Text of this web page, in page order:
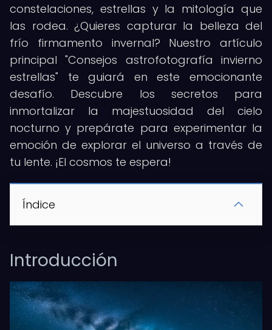
constelaciones, estrellas y la mitología que
las rodea. ¿Quieres capturar la belleza del
frío firmamento invernal? Nuestro artículo
principal "Consejos astrofotografía invierno
estrellas" te guiará en este emocionante
desafío. Descubre los secretos para
inmortalizar la majestuosidad del cielo
nocturno y prepárate para experimentar la
emoción de explorar el universo a través de
tu lente. ¡El cosmos te espera!
Índice
Introducción